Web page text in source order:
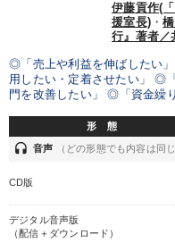
伊藤貢作(
援室長) ・
行』著者／
◎「売上や利益を伸ばしたい
用したい・定着させたい」 ◎
門を改善したい」 ◎「資金繰
形 態
headset 音声 （どの形態でも内容は同じ
CD版
デジタル音声版
（配信＋ダウンロード）